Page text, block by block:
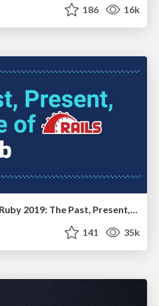
186 16k
RailsConf & Balkan Ruby 2019: The Past, Present, and Future of Rails at GitHub
141 35k